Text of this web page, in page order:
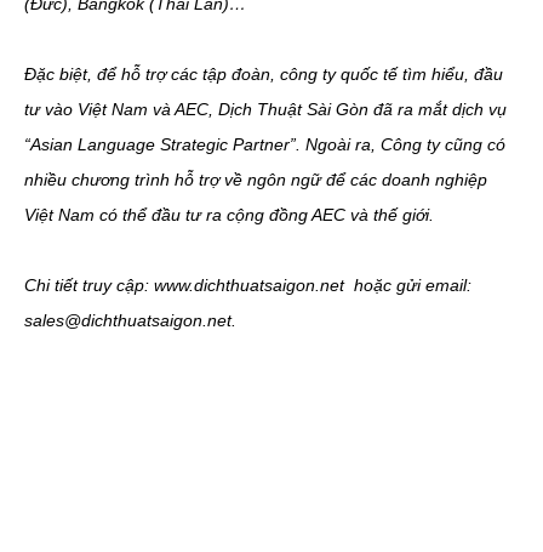
Đặc biệt, để hỗ trợ các tập đoàn, công ty quốc tế tìm hiểu, đầu
tư vào Việt Nam và AEC, Dịch Thuật Sài Gòn đã ra mắt dịch vụ
“Asian Language Strategic Partner”. Ngoài ra, Công ty cũng có
nhiều chương trình hỗ trợ về ngôn ngữ để các doanh nghiệp
Việt Nam có thể đầu tư ra cộng đồng AEC và thế giới.
Chi tiết truy cập: www.dichthuatsaigon.net hoặc gửi email:
sales@dichthuatsaigon.net.